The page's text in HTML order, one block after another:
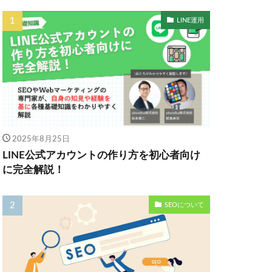
LINE運用
2025年8月25日
LINE公式アカウントの作り方を初心者向け
に完全解説！
SEOについて